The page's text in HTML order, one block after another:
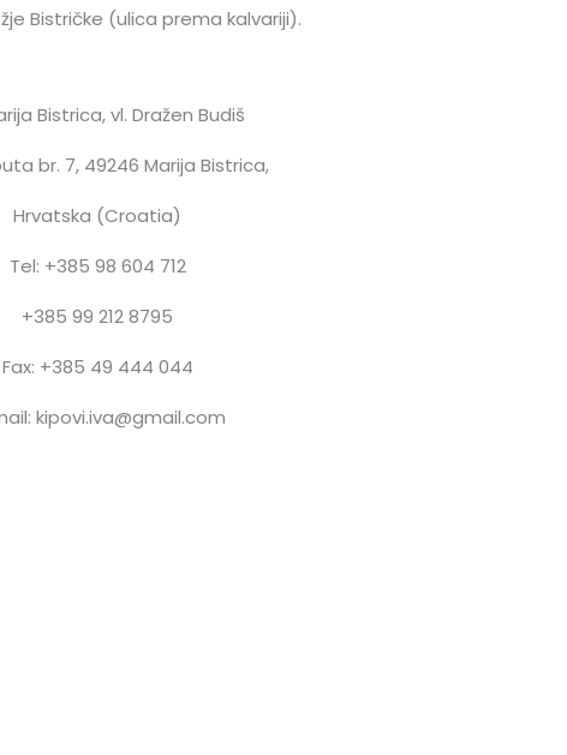
Bistričke (ulica prema kalvariji).
Bistrica, vl. Dražen Budiš
br. 7, 49246 Marija Bistrica,
Hrvatska (Croatia)
Tel: +385 98 604 712
+385 99 212 8795
Fax: +385 49 444 044
kipovi.iva@gmail.com